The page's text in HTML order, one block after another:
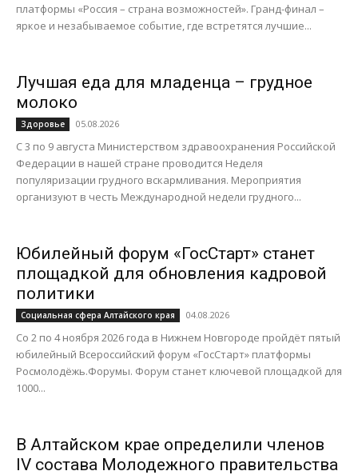
платформы «Россия – страна возможностей». Гранд-финал –
яркое и незабываемое событие, где встретятся лучшие...
Лучшая еда для младенца – грудное
молоко
Здоровье 05.08.2026
С 3 по 9 августа Министерством здравоохранения Российской
Федерации в нашей стране проводится Неделя
популяризации грудного вскармливания. Мероприятия
организуют в честь Международной недели грудного...
Юбилейный форум «ГосСтарт» станет
площадкой для обновления кадровой
политики
Социальная сфера Алтайского края 04.08.2026
Со 2 по 4 ноября 2026 года в Нижнем Новгороде пройдёт пятый
юбилейный Всероссийский форум «ГосСтарт» платформы
Росмолодёжь.Форумы. Форум станет ключевой площадкой для
1000...
В Алтайском крае определили членов
IV состава Молодежного правительства